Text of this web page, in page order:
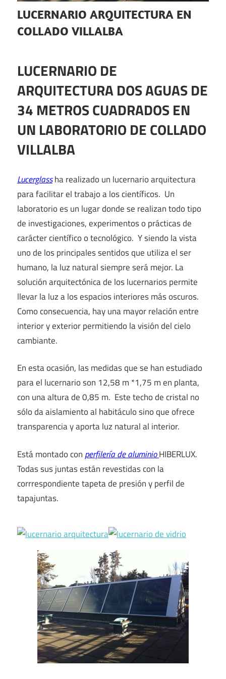
LUCERNARIO ARQUITECTURA EN
COLLADO VILLALBA
LUCERNARIO DE
ARQUITECTURA DOS AGUAS DE
34 METROS CUADRADOS EN
UN LABORATORIO DE COLLADO
VILLALBA
Lucerglassha realizado un lucernario arquitectura
para facilitar el trabajo a los científicos. Un
laboratorio es un lugar donde se realizan todo tipo
de investigaciones, experimentos o prácticas de
carácter científico o tecnológico. Y siendo la vista
uno de los principales sentidos que utiliza el ser
humano, la luz natural siempre será mejor. La
solución arquitectónica de los lucernarios permite
llevar la luz a los espacios interiores más oscuros.
Como consecuencia, hay una mayor relación entre
interior y exterior permitiendo la visión del cielo
cambiante.
En esta ocasión, las medidas que se han estudiado
para el lucernario son 12,58 m *1,75 m en planta,
con una altura de 0,85 m. Este techo de cristal no
sólo da aislamiento al habitáculo sino que ofrece
transparencia y aporta luz natural al interior.
Está montado con perfilería de aluminioHIBERLUX.
Todas sus juntas están revestidas con la
corrrespondiente tapeta de presión y perfil de
tapajuntas.